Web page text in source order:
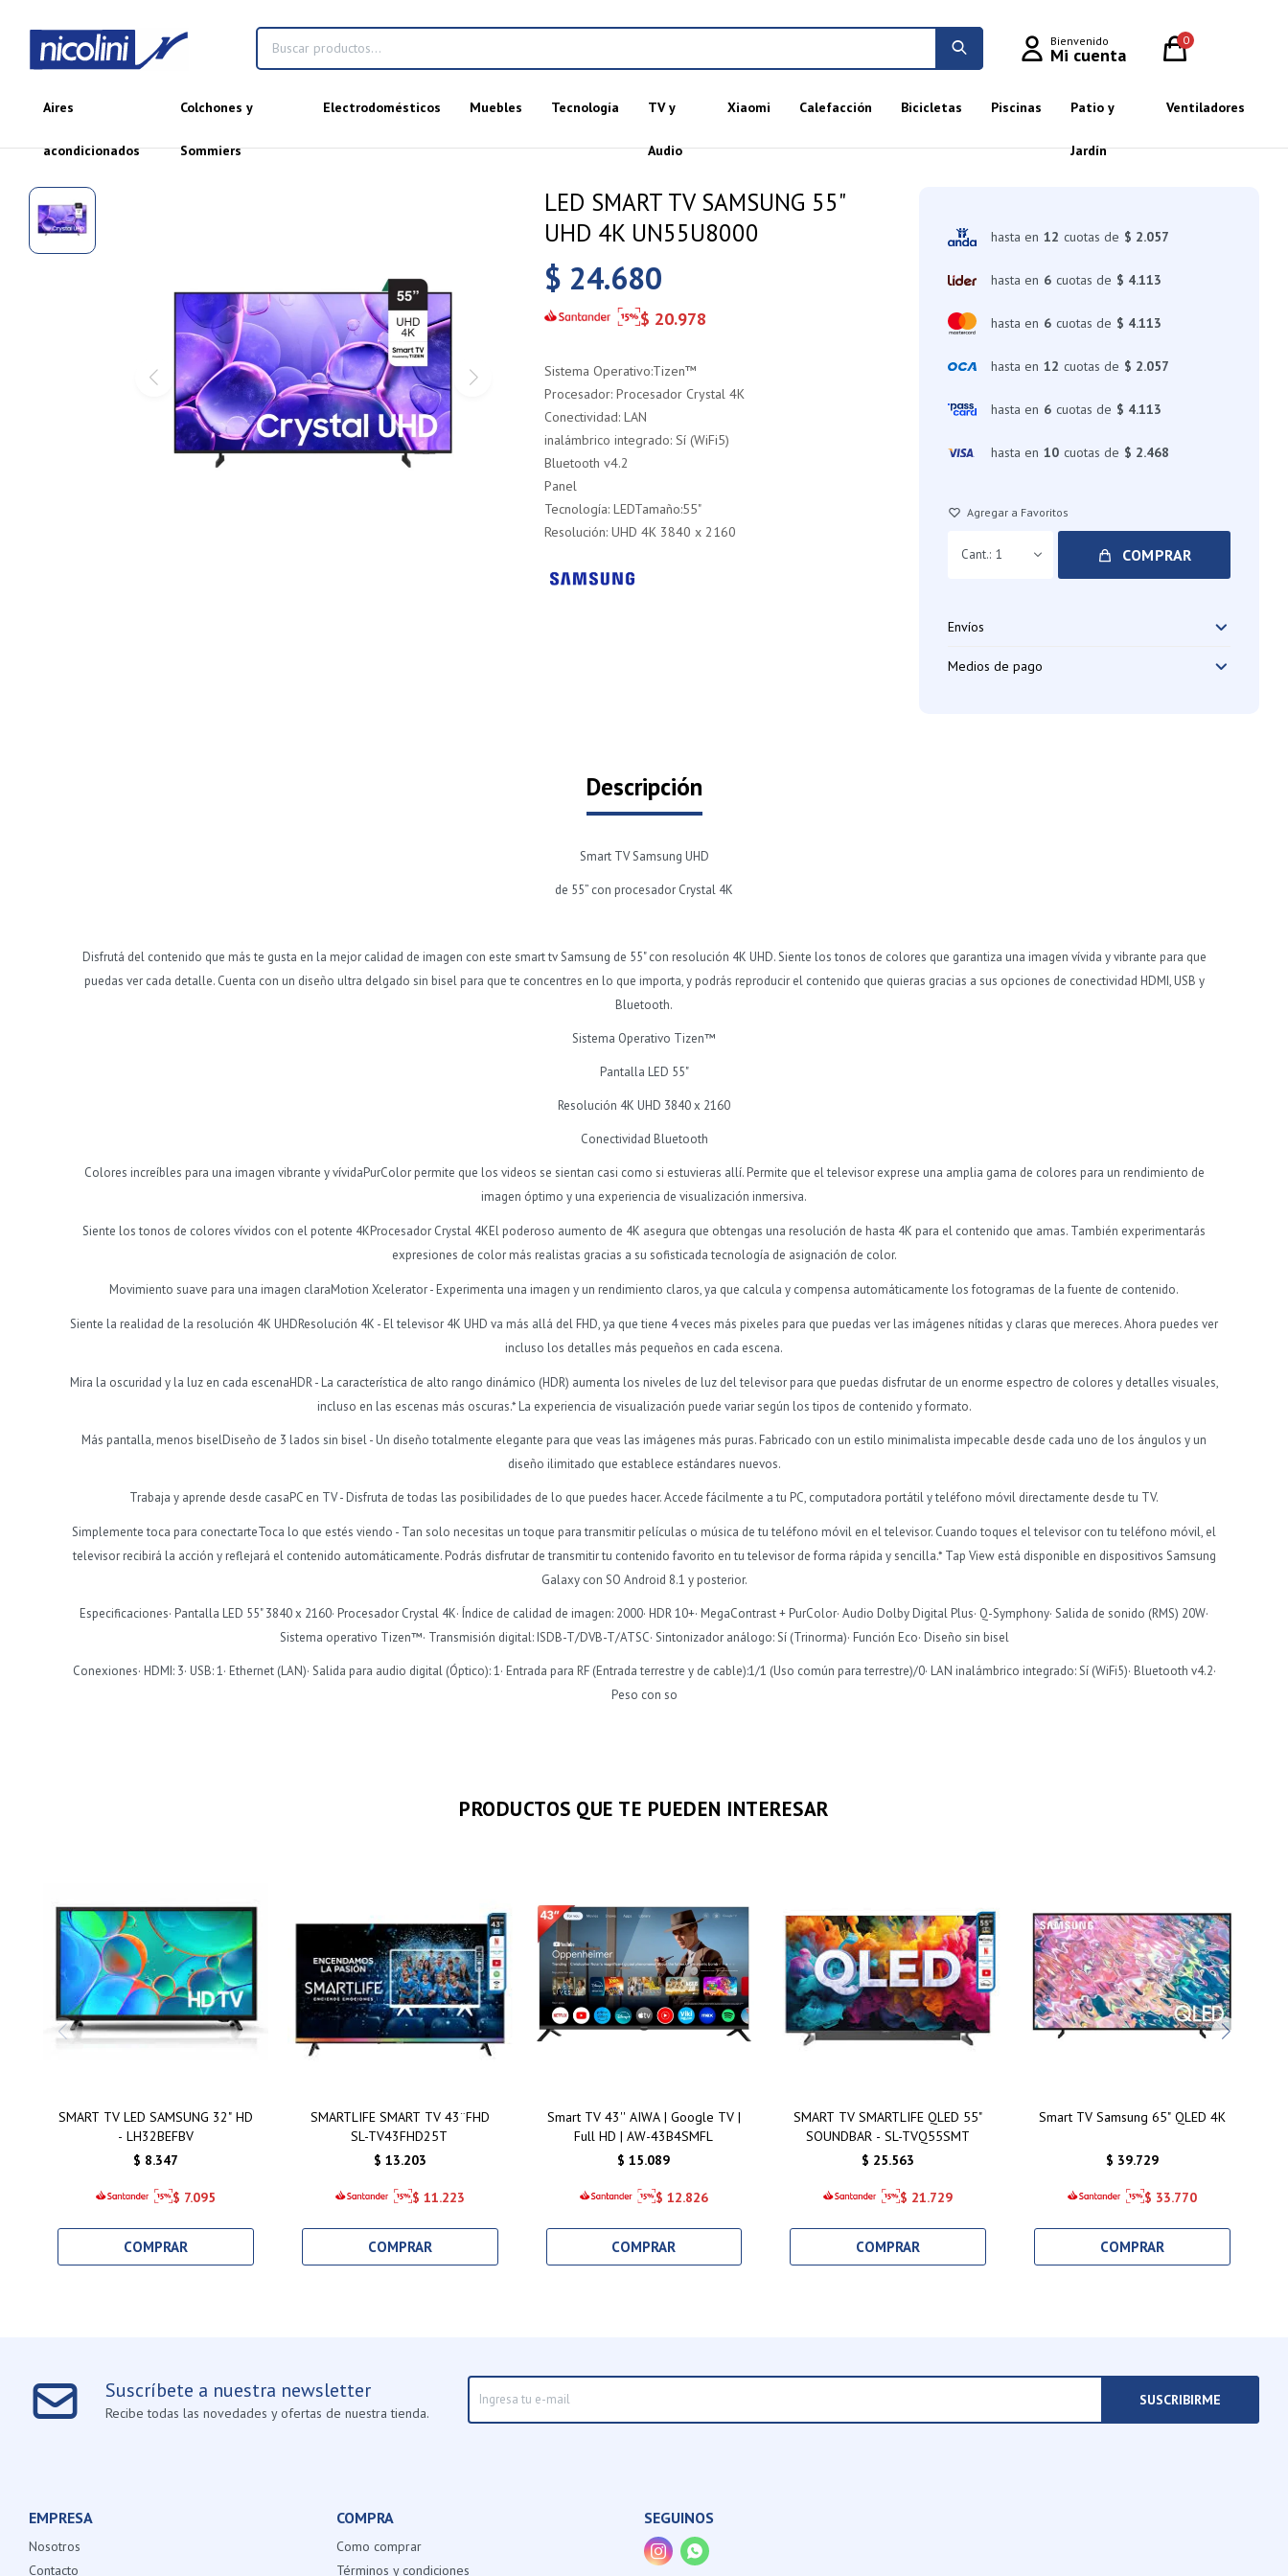
Aires
acondicionados
Colchones y
Sommiers
Electrodomésticos Muebles Tecnología TV y
Audio
Xiaomi Calefacción Bicicletas Piscinas Patio y
Jardín
Ventiladores
0
LED SMART TV SAMSUNG 55"
UHD 4K UN55U8000
$ 24.680
$ 20.978
Sistema Operativo:Tizen™
Procesador: Procesador Crystal 4K
Conectividad: LAN
inalámbrico integrado: Sí (WiFi5)
Bluetooth v4.2
Panel
Tecnología: LEDTamaño:55"
Resolución: UHD 4K 3840 x 2160
hasta en 12 cuotas de $ 2.057
hasta en 6 cuotas de $ 4.113
hasta en 6 cuotas de $ 4.113
hasta en 12 cuotas de $ 2.057
hasta en 6 cuotas de $ 4.113
hasta en 10 cuotas de $ 2.468
1 COMPRAR
Envíos
Medios de pago
Descripción
Smart TV Samsung UHD
de 55” con procesador Crystal 4K
Disfrutá del contenido que más te gusta en la mejor calidad de imagen con este smart tv Samsung de 55" con resolución 4K UHD. Siente los tonos de colores que garantiza una imagen vívida y vibrante para que
puedas ver cada detalle. Cuenta con un diseño ultra delgado sin bisel para que te concentres en lo que importa, y podrás reproducir el contenido que quieras gracias a sus opciones de conectividad HDMI, USB y
Bluetooth.
Sistema Operativo Tizen™
Pantalla LED 55"
Resolución 4K UHD 3840 x 2160
Conectividad Bluetooth
Colores increíbles para una imagen vibrante y vívidaPurColor permite que los videos se sientan casi como si estuvieras allí. Permite que el televisor exprese una amplia gama de colores para un rendimiento de
imagen óptimo y una experiencia de visualización inmersiva.
Siente los tonos de colores vívidos con el potente 4KProcesador Crystal 4KEl poderoso aumento de 4K asegura que obtengas una resolución de hasta 4K para el contenido que amas. También experimentarás
expresiones de color más realistas gracias a su sofisticada tecnología de asignación de color.
Movimiento suave para una imagen claraMotion Xcelerator - Experimenta una imagen y un rendimiento claros, ya que calcula y compensa automáticamente los fotogramas de la fuente de contenido.
Siente la realidad de la resolución 4K UHDResolución 4K - El televisor 4K UHD va más allá del FHD, ya que tiene 4 veces más pixeles para que puedas ver las imágenes nítidas y claras que mereces. Ahora puedes ver
incluso los detalles más pequeños en cada escena.
Mira la oscuridad y la luz en cada escenaHDR - La característica de alto rango dinámico (HDR) aumenta los niveles de luz del televisor para que puedas disfrutar de un enorme espectro de colores y detalles visuales,
incluso en las escenas más oscuras.* La experiencia de visualización puede variar según los tipos de contenido y formato.
Más pantalla, menos biselDiseño de 3 lados sin bisel - Un diseño totalmente elegante para que veas las imágenes más puras. Fabricado con un estilo minimalista impecable desde cada uno de los ángulos y un
diseño ilimitado que establece estándares nuevos.
Trabaja y aprende desde casaPC en TV - Disfruta de todas las posibilidades de lo que puedes hacer. Accede fácilmente a tu PC, computadora portátil y teléfono móvil directamente desde tu TV.
Simplemente toca para conectarteToca lo que estés viendo - Tan solo necesitas un toque para transmitir películas o música de tu teléfono móvil en el televisor. Cuando toques el televisor con tu teléfono móvil, el
televisor recibirá la acción y reflejará el contenido automáticamente. Podrás disfrutar de transmitir tu contenido favorito en tu televisor de forma rápida y sencilla.* Tap View está disponible en dispositivos Samsung
Galaxy con SO Android 8.1 y posterior.
Especificaciones· Pantalla LED 55" 3840 x 2160· Procesador Crystal 4K· Índice de calidad de imagen: 2000· HDR 10+· MegaContrast + PurColor· Audio Dolby Digital Plus· Q-Symphony· Salida de sonido (RMS) 20W·
Sistema operativo Tizen™· Transmisión digital: ISDB-T/DVB-T/ATSC· Sintonizador análogo: Sí (Trinorma)· Función Eco· Diseño sin bisel
Conexiones· HDMI: 3· USB: 1· Ethernet (LAN)· Salida para audio digital (Óptico): 1· Entrada para RF (Entrada terrestre y de cable):1/1 (Uso común para terrestre)/0· LAN inalámbrico integrado: Sí (WiFi5)· Bluetooth v4.2·
Peso con so
PRODUCTOS QUE TE PUEDEN INTERESAR
SMART TV LED SAMSUNG 32" HD
- LH32BEFBV
$ 8.347
$ 7.095
SMARTLIFE SMART TV 43¨FHD
SL-TV43FHD25T
$ 13.203
$ 11.223
Smart TV 43'' AIWA | Google TV |
Full HD | AW-43B4SMFL
$ 15.089
$ 12.826
SMART TV SMARTLIFE QLED 55"
SOUNDBAR - SL-TVQ55SMT
$ 25.563
$ 21.729
Smart TV Samsung 65" QLED 4K
$ 39.729
$ 33.770
Suscríbete a nuestra newsletter
Recibe todas las novedades y ofertas de nuestra tienda.
SUSCRIBIRME
EMPRESA
Nosotros
Contacto
COMPRA
Como comprar
Términos y condiciones
SEGUINOS
 